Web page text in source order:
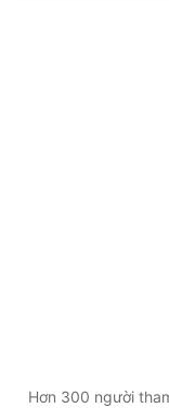
Hơn 300 người